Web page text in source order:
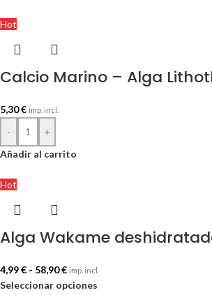
Hot
Calcio Marino – Alga
5,30€ imp. incl.
-
+
Añadir al carrito
Hot
Alga Wakame
4,99€ - 58,90€ imp. incl.
Seleccionar opciones